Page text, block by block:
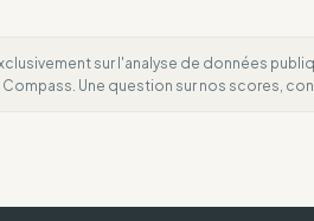
sur l'analyse de données
Une question sur nos scores,